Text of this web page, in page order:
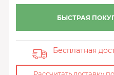
БЫСТРАЯ
Бесплатная